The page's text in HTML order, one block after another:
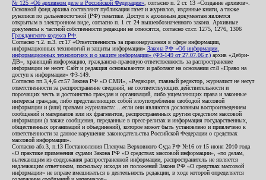
№ 125 «Об архивном деле в Российской Федерации» , согласно п. 2 ст. 13 «Создание архивов».
Основной фонд архива составляют публикации газет и журналов, изданные книги, а также
рукописи по дальневосточной (РФ) тематике. Доступ к архивным документам является
открытым в электронном виде, согласно п. 1 ст. 24 вышеобозначенного закона. Архивные
документы к частной собственности редакции не относятся, согласно ст.ст. 1275, 1276, 1306
Гражданского кодекса РФ
Согласно ч.2. п.3. ст.17 «Ответственность за правонарушения в сфере информации,
информационных технологий и защиты информации» Закона РФ «Об информации,
информационных технологиях и о защите информации» (ФЗ-149 от 27.07.06 г.) архив «Дебри-
ДВ», хранящий информацию, гражданско-правовую ответственность за распространение
информации не несет. Сайт и редакция основываются и работают на основании ст.8 «Право на
доступ к информации» ФЗ-149.
Согласно пп.3,4,6 ст.57 Закона РФ «О СМИ», «Редакция, главный редактор, журналист не несут
ответственности за распространение сведений, не соответствующих действительности и
порочащих честь и достоинство граждан и организаций, либо ущемляющих права и законные
интересы граждан, либо представляющих собой злоупотребление свободой массовой
информации и (или) правами журналиста: ...если они являются дословным воспроизведением
сообщений и материалов или их фрагментов, распространенных другим средством массовой
информации (а также сообщения, переданные в пресс-релизах и информация государственных,
общественных организаций и объединений), которое может быть установлено и привлечено к
ответственности за данное нарушение законодательства Российской Федерации о средствах
массовой информации».
Согласно абз.3, п.13 Постановления Пленума Верховного Суда РФ №16 от 15 июня 2010 года
«О практике применения судами Закона РФ «О средствах массовой информации», «по делам,
вытекающим из содержания распространенной информации, распространитель не является
надлежащим ответчиком, поскольку исходя из положений Закона РФ «О средствах массовой
информации» не вправе вмешиваться в деятельность редакции, в ходе которой определяется